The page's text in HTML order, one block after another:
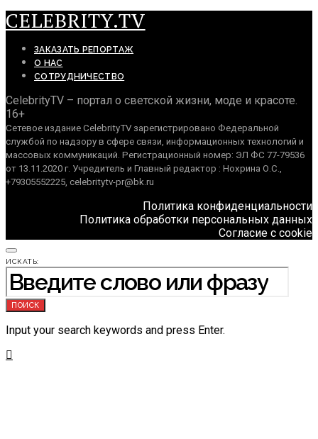
CELEBRITY.TV
ЗАКАЗАТЬ РЕПОРТАЖ
О НАС
СОТРУДНИЧЕСТВО
CelebrityTV – портал о светской жизни, моде и красоте.
16+
Сетевое издание CelebrityTV зарегистрировано Федеральной
службой по надзору в сфере связи, информационных технологий и
массовых коммуникаций. Регистрационный номер: ЭЛ ФС 77-79536
от 13.11.2020 г. Учредитель и Главный редактор : Нохрина О.С.,
+79305552225, celebritytv-pr@bk.ru
Политика конфиденциальности
Политика обработки персональных данных
Согласие с cookie
ИСКАТЬ:
ПОИСК
Input your search keywords and press Enter.